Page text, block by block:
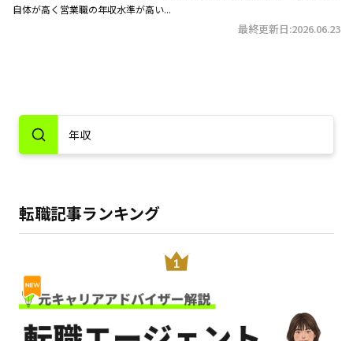
自体が高く営業職の年収水準が高い...
最終更新日:2026.06.23
転職記事ランキング